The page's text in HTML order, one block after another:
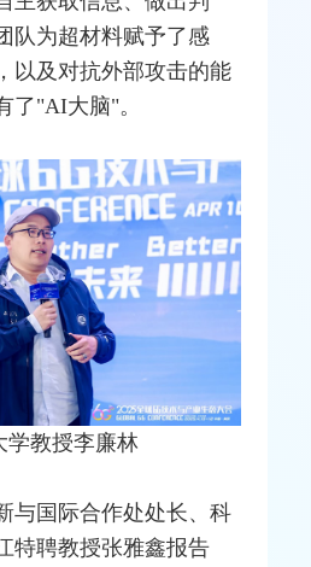
队为超材料赋予了感
以及对抗外部攻击的能
了"AI大脑"。
学教授李廉林
与国际合作处处长、科
特聘教授张雅鑫报告